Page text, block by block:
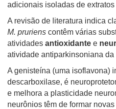
adicionais isoladas de
A revisão de literatura indica
M. pruriens contêm várias
atividades antioxidante e
atividade antiparkinsoniana da
A genisteína (uma isoflavona)
descarboxilase, é
e melhora a plasticidade
neurônios têm de formar